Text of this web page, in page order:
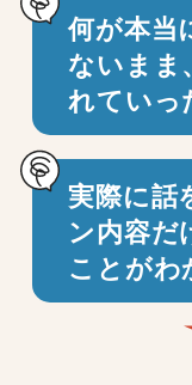
何が本当
ないまま、
れていっ
実際に話
ン内容だ
ことがわ